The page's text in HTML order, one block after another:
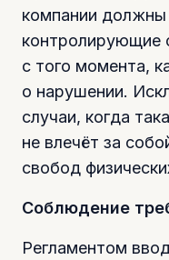
компании
контролирующие
с того момента,
о нарушении.
случаи, когда
не влечёт за
свобод
Соблюдение
Регламентом